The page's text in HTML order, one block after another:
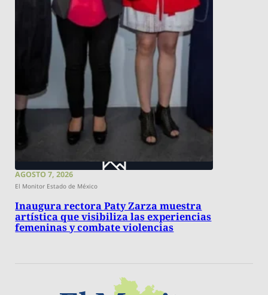
AGOSTO 7, 2026
El Monitor Estado de México
Inaugura rectora Paty Zarza muestra
artística que visibiliza las experiencias
femeninas y combate violencias